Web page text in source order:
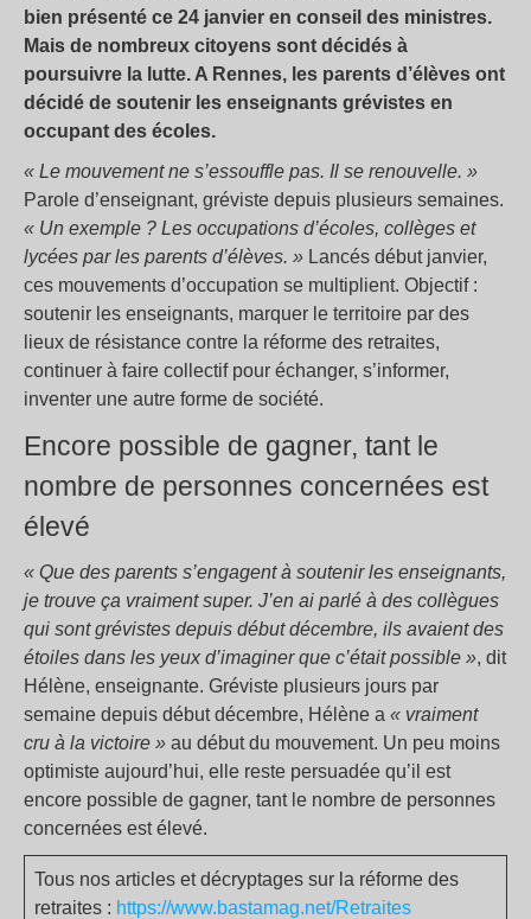
bien présenté ce 24 janvier en conseil des ministres.
Mais de nombreux citoyens sont décidés à
poursuivre la lutte. A Rennes, les parents d’élèves ont
décidé de soutenir les enseignants grévistes en
occupant des écoles.
« Le mouvement ne s’essouffle pas. Il se renouvelle. »
Parole d’enseignant, gréviste depuis plusieurs semaines.
« Un exemple ? Les occupations d’écoles, collèges et
lycées par les parents d’élèves. » Lancés début janvier,
ces mouvements d’occupation se multiplient. Objectif :
soutenir les enseignants, marquer le territoire par des
lieux de résistance contre la réforme des retraites,
continuer à faire collectif pour échanger, s’informer,
inventer une autre forme de société.
Encore possible de gagner, tant le
nombre de personnes concernées est
élevé
« Que des parents s’engagent à soutenir les enseignants,
je trouve ça vraiment super. J’en ai parlé à des collègues
qui sont grévistes depuis début décembre, ils avaient des
étoiles dans les yeux d’imaginer que c’était possible », dit
Hélène, enseignante. Gréviste plusieurs jours par
semaine depuis début décembre, Hélène a « vraiment
cru à la victoire » au début du mouvement. Un peu moins
optimiste aujourd’hui, elle reste persuadée qu’il est
encore possible de gagner, tant le nombre de personnes
concernées est élevé.
Tous nos articles et décryptages sur la réforme des
retraites : https://www.bastamag.net/Retraites